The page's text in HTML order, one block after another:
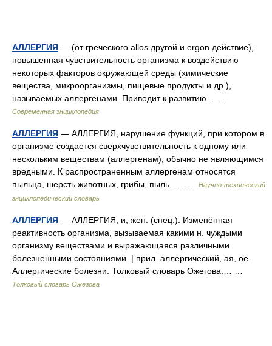
АЛЛЕРГИЯ — (от греческого allos другой и ergon действие),
повышенная чувствительность организма к воздействию
некоторых факторов окружающей среды (химические
вещества, микроорганизмы, пищевые продукты и др.),
называемых аллергенами. Приводит к развитию… …
Современная энциклопедия
АЛЛЕРГИЯ — АЛЛЕРГИЯ, нарушение функций, при котором в
организме создается сверхчувствительность к одному или
нескольким веществам (аллергенам), обычно не являющимся
вредными. К распространенным аллергенам относятся
пыльца, шерсть животных, грибы, пыль,… …
Научно-технический
энциклопедический словарь
АЛЛЕРГИЯ — АЛЛЕРГИЯ, и, жен. (спец.). Изменённая
реактивность организма, вызываемая какими н. чуждыми
организму веществами и выражающаяся различными
болезненными состояниями. | прил. аллергический, ая, ое.
Аллергические болезни. Толковый словарь Ожегова.… …
Толковый словарь Ожегова